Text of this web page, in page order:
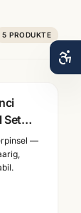
5 PRODUKTE
Set
·
&
—